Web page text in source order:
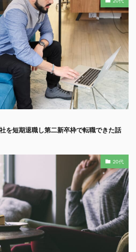
を短期退職し第二新卒枠で転職できた話
20代